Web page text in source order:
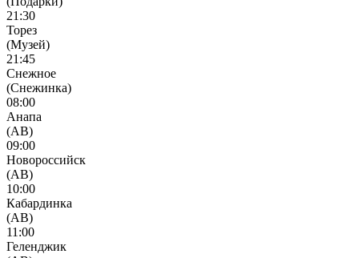
21:30
Торез
(Музей)
21:45
Снежное
(Снежинка)
08:00
Анапа
(АВ)
09:00
Новороссийск
(АВ)
10:00
Кабардинка
(АВ)
11:00
Геленджик